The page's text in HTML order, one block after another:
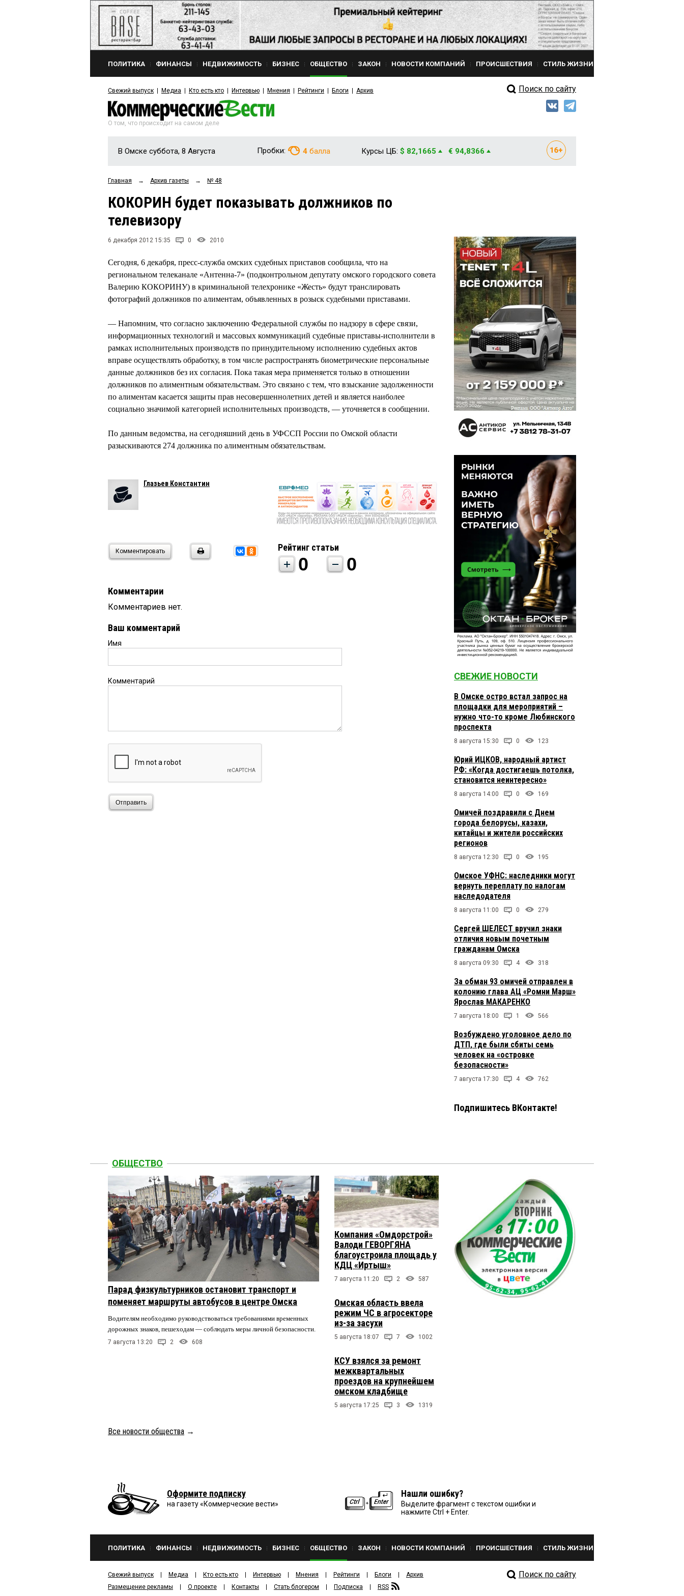
ПОЛИТИКА ФИНАНСЫ НЕДВИЖИМОСТЬ БИЗНЕС ОБЩЕСТВО ЗАКОН НОВОСТИ КОМПАНИЙ ПРОИСШЕСТВИЯ СТИЛЬ ЖИЗНИ
Свежий выпуск Медиа Кто есть кто Интервью Мнения Рейтинги Блоги Архив Поиск по сайту
О том, что происходит на самом деле
В Омске суббота, 8 Августа Пробки: 4 балла Курсы ЦБ: $ 82,1665 € 94,8366
Главная → Архив газеты → № 48
КОКОРИН будет показывать должников по
телевизору
6 декабря 2012 15:35 0 2010
Сегодня, 6 декабря, пресс-служба омских судебных приставов сообщила, что на
региональном телеканале «Антенна-7» (подконтрольном депутату омского городского совета
Валерию КОКОРИНУ) в криминальной телехронике «Жесть» будут транслировать
фотографий должников по алиментам, объявленных в розыск судебными приставами.
— Напомним, что согласно заключению Федеральной службы по надзору в сфере связи,
информационных технологий и массовых коммуникаций судебные приставы-исполнители в
рамках исполнительных производств по принудительному исполнению судебных актов
вправе осуществлять обработку, в том числе распространять биометрические персональные
данные должников без их согласия. Пока такая мера применяется только в отношении
должников по алиментным обязательствам. Это связано с тем, что взыскание задолженности
по алиментам касается защиты прав несовершеннолетних детей и является наиболее
социально значимой категорией исполнительных производств, — уточняется в сообщении.
По данным ведомства, на сегодняшний день в УФССП России по Омской области
разыскиваются 274 должника по алиментным обязательствам.
Глазьев Константин
Комментировать Рейтинг статьи
0 0
Комментарии
Комментариев нет.
Ваш комментарий
Имя
Комментарий
Отправить
СВЕЖИЕ НОВОСТИ
В Омске остро встал запрос на
площадки для мероприятий –
нужно что-то кроме Любинского
проспекта
8 августа 15:30 0 123
Юрий ИЦКОВ, народный артист
РФ: «Когда достигаешь потолка,
становится неинтересно»
8 августа 14:00 0 169
Омичей поздравили с Днем
города белорусы, казахи,
китайцы и жители российских
регионов
8 августа 12:30 0 195
Омское УФНС: наследники могут
вернуть переплату по налогам
наследодателя
8 августа 11:00 0 279
Сергей ШЕЛЕСТ вручил знаки
отличия новым почетным
гражданам Омска
8 августа 09:30 4 318
За обман 93 омичей отправлен в
колонию глава АЦ «Ромни Марш»
Ярослав МАКАРЕНКО
7 августа 18:00 1 566
Возбуждено уголовное дело по
ДТП, где были сбиты семь
человек на «островке
безопасности»
7 августа 17:30 4 762
Подпишитесь ВКонтакте!
ОБЩЕСТВО
Парад физкультурников остановит транспорт и
поменяет маршруты автобусов в центре Омска
Водителям необходимо руководствоваться требованиями временных
дорожных знаков, пешеходам — соблюдать меры личной безопасности.
7 августа 13:20 2 608
Компания «Омдорстрой»
Валоди ГЕВОРГЯНА
благоустроила площадь у
КДЦ «Иртыш»
7 августа 11:20 2 587
Омская область ввела
режим ЧС в агросекторе
из-за засухи
5 августа 18:07 7 1002
КСУ взялся за ремонт
межквартальных
проездов на крупнейшем
омском кладбище
5 августа 17:25 3 1319
Все новости общества →
Оформите подписку
на газету «Коммерческие вести»
Нашли ошибку?
Выделите фрагмент с текстом ошибки и
нажмите Ctrl + Enter.
ПОЛИТИКА ФИНАНСЫ НЕДВИЖИМОСТЬ БИЗНЕС ОБЩЕСТВО ЗАКОН НОВОСТИ КОМПАНИЙ ПРОИСШЕСТВИЯ СТИЛЬ ЖИЗНИ
Свежий выпуск Медиа Кто есть кто Интервью Мнения Рейтинги Блоги
Архив
Размещение рекламы
О проекте Контакты Стать блогером Подписка RSS
Поиск по сайту